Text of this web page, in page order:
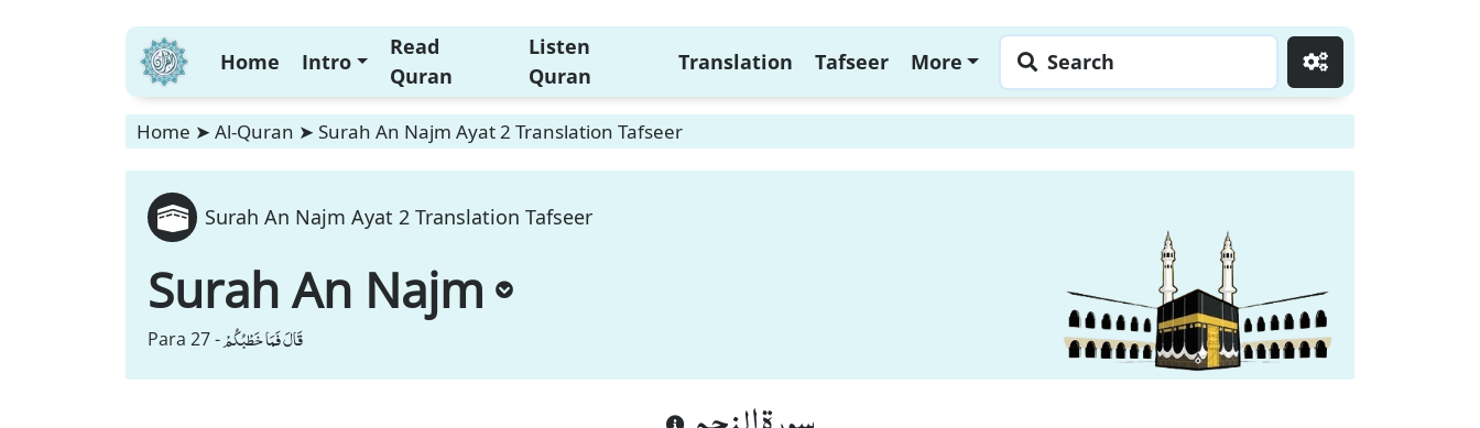
Home Intro
Read
Quran
Listen
Quran
Translation Tafseer More Search
Home ➤ Al-Quran ➤ Surah An Najm Ayat 2 Translation Tafseer
Surah An Najm Ayat 2 Translation Tafseer
Surah An Najm
Para 27 -قَالَ فَمَا خَطْبُكُمْ